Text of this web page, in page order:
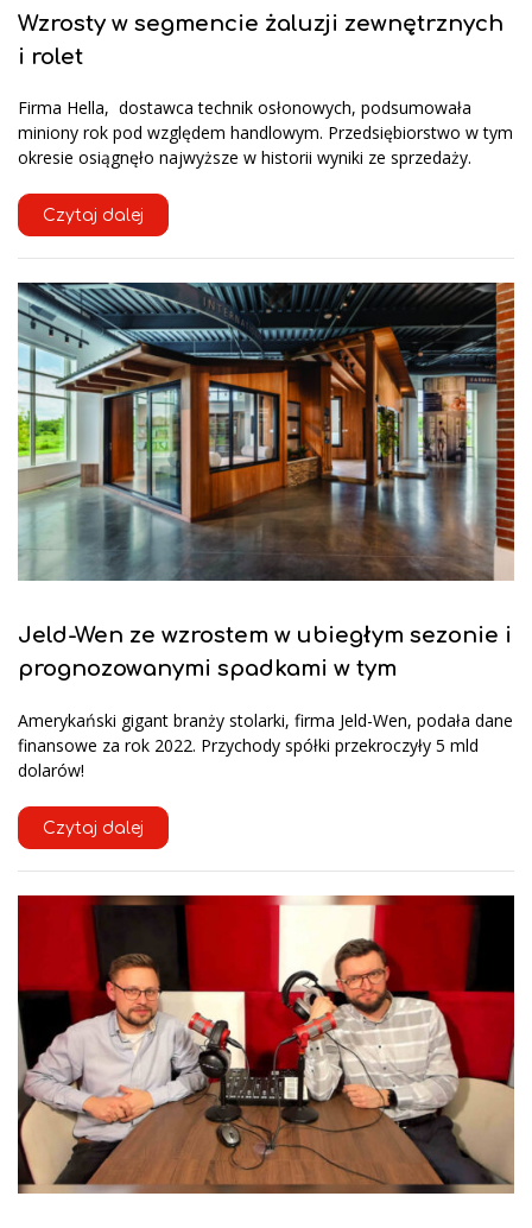
Wzrosty w segmencie żaluzji zewnętrznych
i rolet
Firma Hella, dostawca technik osłonowych, podsumowała
miniony rok pod względem handlowym. Przedsiębiorstwo w tym
okresie osiągnęło najwyższe w historii wyniki ze sprzedaży.
Czytaj dalej
Jeld-Wen ze wzrostem w ubiegłym sezonie i
prognozowanymi spadkami w tym
Amerykański gigant branży stolarki, firma Jeld-Wen, podała dane
finansowe za rok 2022. Przychody spółki przekroczyły 5 mld
dolarów!
Czytaj dalej